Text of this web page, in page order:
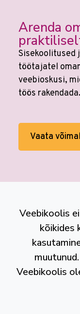
Arenda
Sisekoolitused
töötajatel
veebioskusi,
töös rakendada.
Vaata
Veebikoolis
kõikides
Veebikoolis